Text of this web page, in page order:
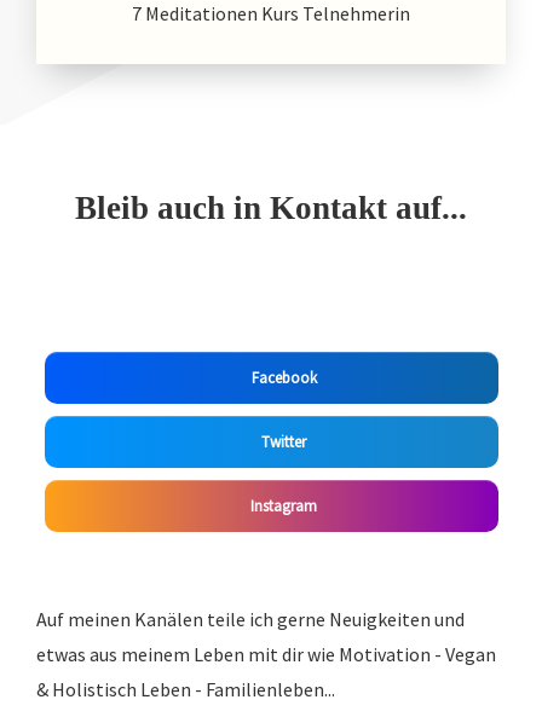
7 Meditationen Kurs Telnehmerin
Bleib auch in Kontakt auf...
Facebook
Twitter
Instagram
Auf meinen Kanälen teile ich gerne Neuigkeiten und
etwas aus meinem Leben mit dir wie Motivation - Vegan
& Holistisch Leben - Familienleben...